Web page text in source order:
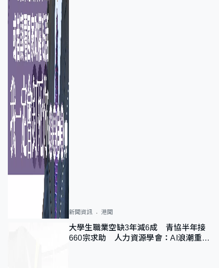
新聞資訊 港聞
大學生職業空缺3年減6成 青協半年接
660宗求助 人力資源學會：AI浪潮重整